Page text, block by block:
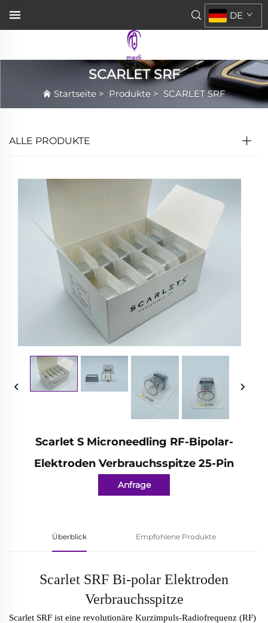
DE
SCARLET SRF
Startseite > Produkte > SCARLET SRF
ALLE PRODUKTE
Scarlet S Microneedling RF-Bipolar-
Elektroden Verbrauchsspitze 25-Pin
Anfrage
Überblick Empfohlene Produkte
Scarlet SRF Bi-polar Elektroden
Verbrauchsspitze
Scarlet SRF ist eine revolutionäre Kurzimpuls-Radiofrequenz (RF)